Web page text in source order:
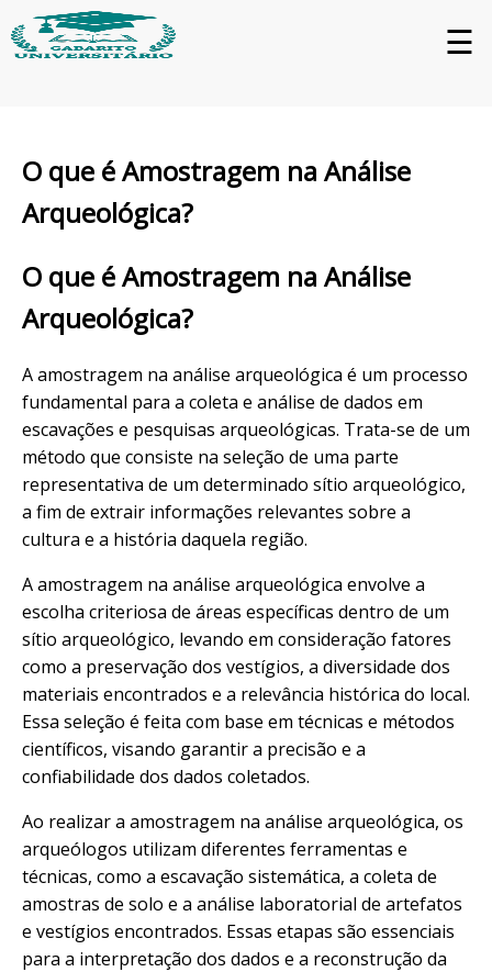
☰
O que é Amostragem na Análise
Arqueológica?
O que é Amostragem na Análise
Arqueológica?
A amostragem na análise arqueológica é um processo
fundamental para a coleta e análise de dados em
escavações e pesquisas arqueológicas. Trata-se de um
método que consiste na seleção de uma parte
representativa de um determinado sítio arqueológico,
a fim de extrair informações relevantes sobre a
cultura e a história daquela região.
A amostragem na análise arqueológica envolve a
escolha criteriosa de áreas específicas dentro de um
sítio arqueológico, levando em consideração fatores
como a preservação dos vestígios, a diversidade dos
materiais encontrados e a relevância histórica do local.
Essa seleção é feita com base em técnicas e métodos
científicos, visando garantir a precisão e a
confiabilidade dos dados coletados.
Ao realizar a amostragem na análise arqueológica, os
arqueólogos utilizam diferentes ferramentas e
técnicas, como a escavação sistemática, a coleta de
amostras de solo e a análise laboratorial de artefatos
e vestígios encontrados. Essas etapas são essenciais
para a interpretação dos dados e a reconstrução da